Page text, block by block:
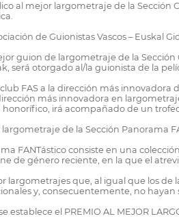
al mejor largometraje de la Sección
de Guionistas Vascos – Euskal
guion de largometraje de la
será otorgado al/la guionista de la
FAS a la dirección más innovadora
más innovadora en
honorífico, irá acompañado de un
de la Sección Panorama
FANTástico consiste en una
de género reciente, en la que el
largometrajes que, al igual que los
y, consecuentemente, no hayan
establece el PREMIO AL MEJOR